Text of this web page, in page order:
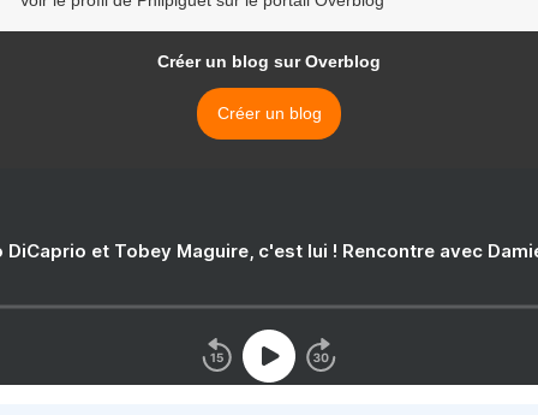
Créer un blog sur Overblog
Créer un blog
DiCaprio et Tobey Maguire, c'est lui ! Rencontre avec